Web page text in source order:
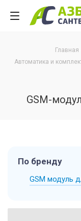
Главная
Автоматика и
GSM-
По бренду
GSM модуль